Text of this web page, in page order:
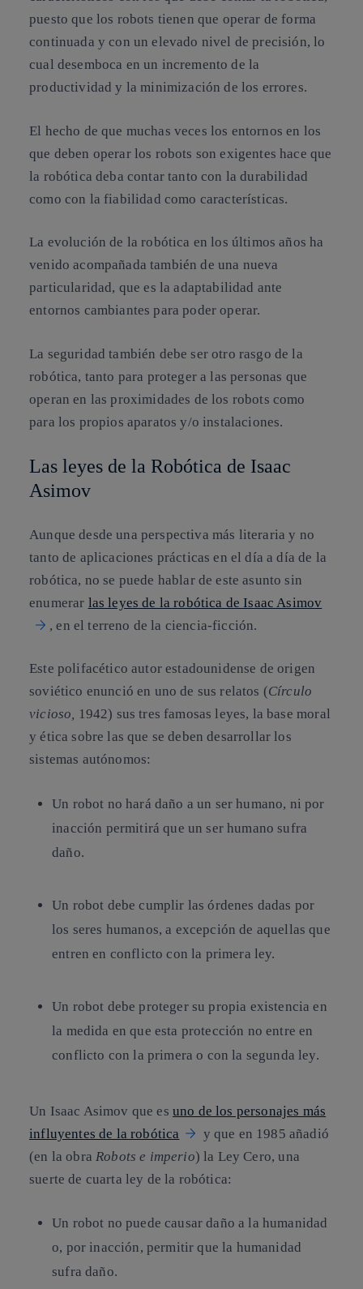
puesto que los robots tienen que operar de forma
continuada y con un elevado nivel de precisión, lo
cual desemboca en un incremento de la
productividad y la minimización de los errores.
El hecho de que muchas veces los entornos en los
que deben operar los robots son exigentes hace que
la robótica deba contar tanto con la durabilidad
como con la fiabilidad como características.
La evolución de la robótica en los últimos años ha
venido acompañada también de una nueva
particularidad, que es la adaptabilidad ante
entornos cambiantes para poder operar.
La seguridad también debe ser otro rasgo de la
robótica, tanto para proteger a las personas que
operan en las proximidades de los robots como
para los propios aparatos y/o instalaciones.
Las leyes de la Robótica de Isaac
Asimov
Aunque desde una perspectiva más literaria y no
tanto de aplicaciones prácticas en el día a día de la
robótica, no se puede hablar de este asunto sin
enumerar las leyes de la robótica de Isaac Asimov
, en el terreno de la ciencia-ficción.
Este polifacético autor estadounidense de origen
soviético enunció en uno de sus relatos (Círculo
vicioso, 1942) sus tres famosas leyes, la base moral
y ética sobre las que se deben desarrollar los
sistemas autónomos:
Un robot no hará daño a un ser humano, ni por
inacción permitirá que un ser humano sufra
daño.
Un robot debe cumplir las órdenes dadas por
los seres humanos, a excepción de aquellas que
entren en conflicto con la primera ley.
Un robot debe proteger su propia existencia en
la medida en que esta protección no entre en
conflicto con la primera o con la segunda ley.
Un Isaac Asimov que es uno de los personajes más
influyentes de la robótica
y que en 1985 añadió
(en la obraRobots e imperio) la Ley Cero, una
suerte de cuarta ley de la robótica:
Un robot no puede causar daño a la humanidad
o, por inacción, permitir que la humanidad
sufra daño.